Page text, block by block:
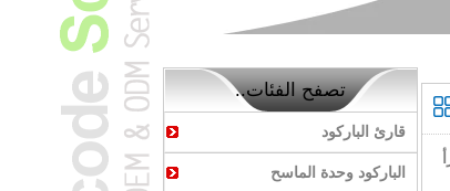
تصفح الفئات..
قارئ الباركود
الباركود وحدة الماسح